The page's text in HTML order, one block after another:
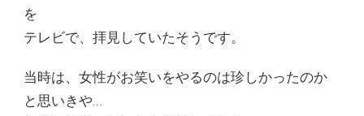
を
テレビで、拝見していたそうです。
当時は、女性がお笑いをやるのは珍しかったのか
と思いきや…